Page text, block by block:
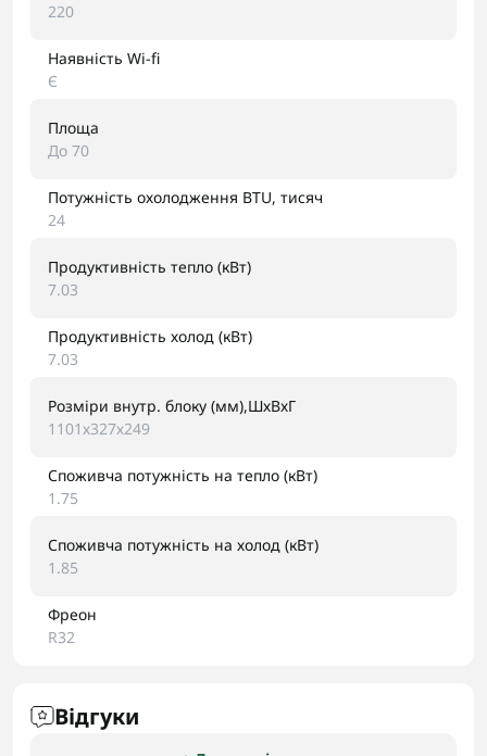
220
Наявність Wi-fi
Є
Площа
До 70
Потужність охолодження BTU, тисяч
24
Продуктивність тепло (кВт)
7.03
Продуктивність холод (кВт)
7.03
Розміри внутр. блоку (мм),ШхВхГ
1101х327х249
Споживча потужність на тепло (кВт)
1.75
Споживча потужність на холод (кВт)
1.85
Фреон
R32
Відгуки